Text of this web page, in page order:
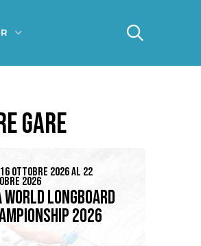
GARE
OTTOBRE 2026 AL 22
2026
LONGBOARD
2026